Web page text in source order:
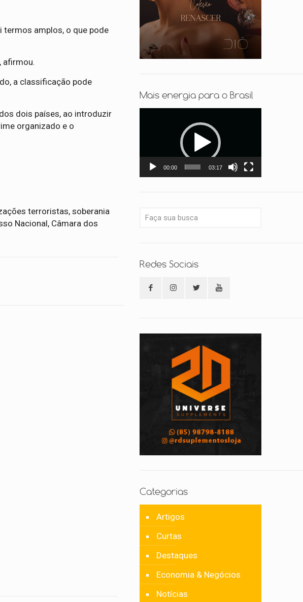
amplos, o que pode
afirmou.
a classificação pode
dois países, ao introduzir
organizado e o
terroristas, soberania
Nacional, Câmara dos
Mais energia para o Brasil
00:00 03:17
Redes Sociais
Categorias
Artigos
Curtas
Destaques
Economia & Negócios
Notícias